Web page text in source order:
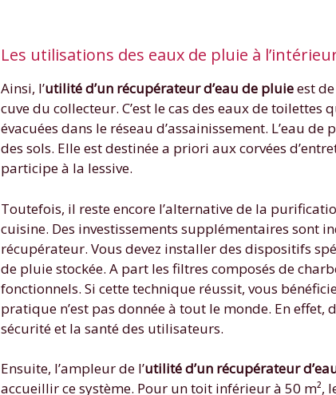
Les utilisations des eaux de pluie à
Ainsi, l’utilité d’un récupérateur d’eau de pluieest
cuve du collecteur. C’est le cas des eaux de
évacuées dans le réseau d’assainissement. L’eau
des sols. Elle est destinée a priori aux corvées
participe à la lessive.
Toutefois, il reste encore l’alternative de la
cuisine. Des investissements supplémentaires sont
récupérateur. Vous devez installer des dispositifs
de pluie stockée. A part les filtres composés de
fonctionnels. Si cette technique réussit, vous
pratique n’est pas donnée à tout le monde. En effet,
sécurité et la santé des utilisateurs.
Ensuite, l’ampleur de l’utilité d’un récupérateur
accueillir ce système. Pour un toit inférieur à 50 m²,